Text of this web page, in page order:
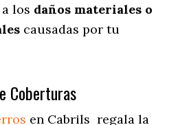
los daños materiales o
causadas por tu
Coberturas
en Cabrils regala la